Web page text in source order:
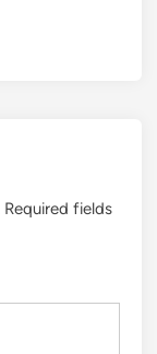
Required fields